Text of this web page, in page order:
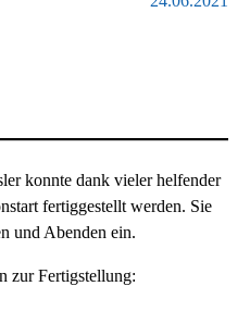
konnte dank vieler helfender
fertiggestellt werden. Sie
und Abenden ein.
zur Fertigstellung: